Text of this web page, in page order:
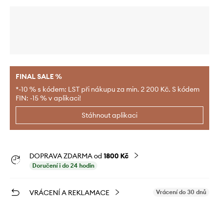
FINAL SALE %
*-10 % s kódem: LST při nákupu za min. 2 200 Kč. S kódem
FIN: -15 % v aplikaci!
Stáhnout aplikaci
DOPRAVA ZDARMA od 1800 Kč
Doručení i do 24 hodin
VRÁCENÍ A REKLAMACE Vrácení do 30 dnů